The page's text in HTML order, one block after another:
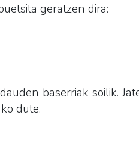
geratzen dira:
baserriak soilik.
dute.